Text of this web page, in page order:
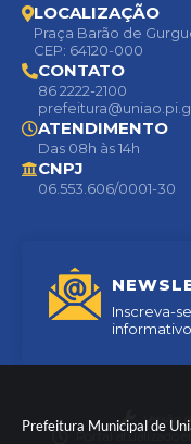
Prefeitura Municipal de
Inscreva-
LOCALIZAÇÃO
Praça Barão de
CEP: 64120-000
CONTATO
86 2222-2100
ATENDIMENTO
Das 08h às 14h
CNPJ
06.553.606/0001-30
Versão
Portal atualizado